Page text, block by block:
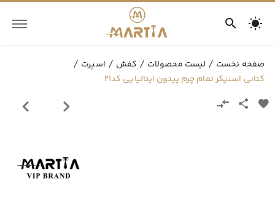
صفحه نخست لیست محصولات کفش
اسپرت
کتانی اسنیکر تمام چرم پیتون ایتالیایی کد21